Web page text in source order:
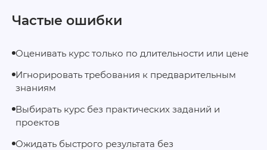
Частые ошибки
Оценивать курс только по длительности или цене
Игнорировать требования к предварительным
знаниям
Выбирать курс без практических заданий и
проектов
Ожидать быстрого результата без